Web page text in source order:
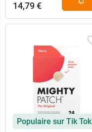
14,79 €
Populaire sur Tik Tok